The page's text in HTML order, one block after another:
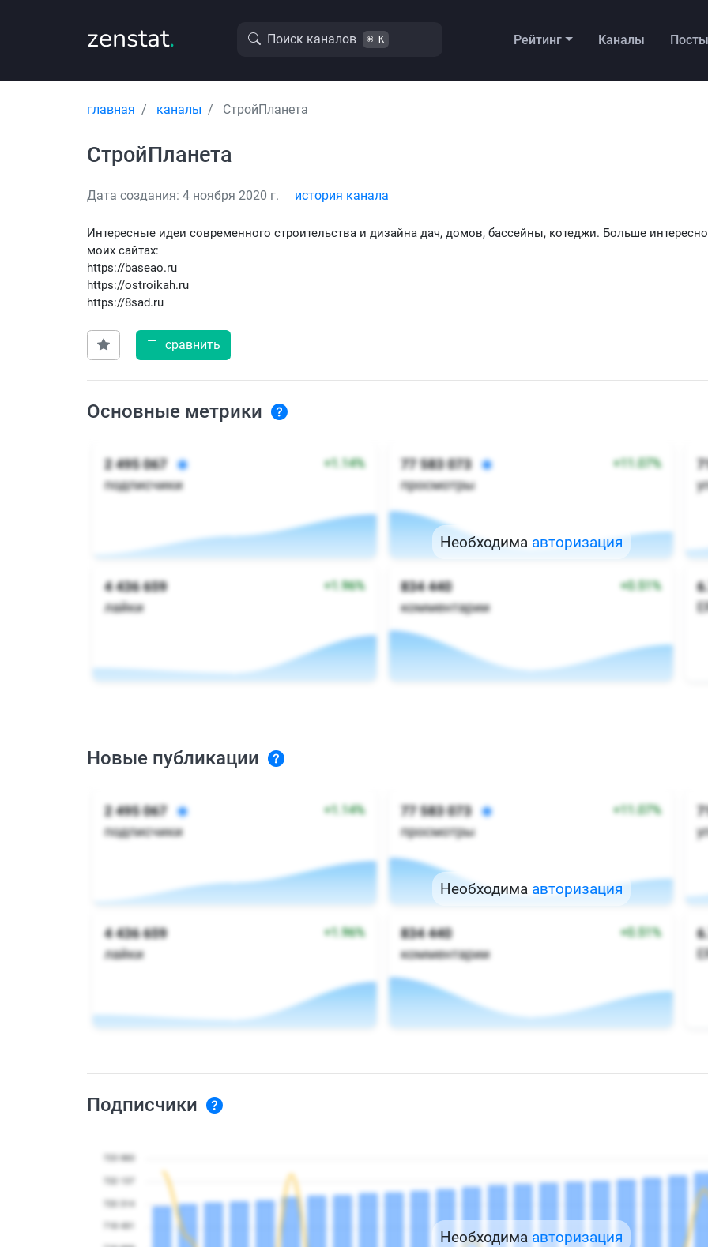
zenstat. Поиск каналов ⌘ K Рейтинг Каналы Посты
главная каналы СтройПланета
СтройПланета
Дата создания: 4 ноября 2020 г. история канала
Интересные идеи современного строительства и дизайна дач, домов, бассейны, котеджи. Больше
моих сайтах:
https://baseao.ru
https://ostroikah.ru
https://8sad.ru
сравнить
Основные метрики
Необходима авторизация
Новые публикации
Необходима авторизация
Подписчики
Необходима авторизация